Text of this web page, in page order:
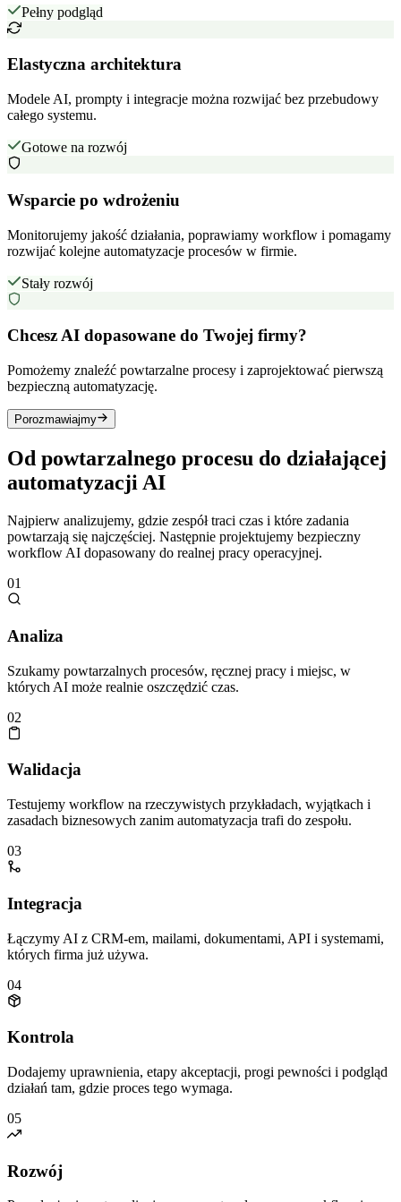
Pełny podgląd
Elastyczna architektura
Modele AI, prompty i integracje można rozwijać bez przebudowy
całego systemu.
Gotowe na rozwój
Wsparcie po wdrożeniu
Monitorujemy jakość działania, poprawiamy workflow i pomagamy
rozwijać kolejne automatyzacje procesów w firmie.
Stały rozwój
Chcesz AI dopasowane do Twojej firmy?
Pomożemy znaleźć powtarzalne procesy i zaprojektować pierwszą
bezpieczną automatyzację.
Porozmawiajmy
Od powtarzalnego procesu do działającej
automatyzacji AI
Najpierw analizujemy, gdzie zespół traci czas i które zadania
powtarzają się najczęściej. Następnie projektujemy bezpieczny
workflow AI dopasowany do realnej pracy operacyjnej.
01
Analiza
Szukamy powtarzalnych procesów, ręcznej pracy i miejsc, w
których AI może realnie oszczędzić czas.
02
Walidacja
Testujemy workflow na rzeczywistych przykładach, wyjątkach i
zasadach biznesowych zanim automatyzacja trafi do zespołu.
03
Integracja
Łączymy AI z CRM-em, mailami, dokumentami, API i systemami,
których firma już używa.
04
Kontrola
Dodajemy uprawnienia, etapy akceptacji, progi pewności i podgląd
działań tam, gdzie proces tego wymaga.
05
Rozwój